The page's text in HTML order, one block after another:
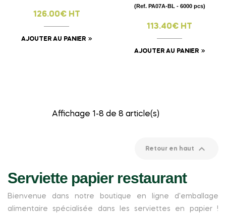
126.00€ HT
AJOUTER AU PANIER
(Ref. PA07A-BL - 6000 pcs)
113.40€ HT
AJOUTER AU PANIER
Affichage 1-8 de 8 article(s)
Retour en haut 
Serviette papier restaurant
Bienvenue dans notre boutique en ligne d'emballage
alimentaire spécialisée dans les serviettes en papier !